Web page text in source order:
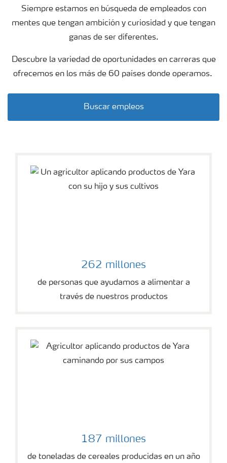
Siempre estamos en búsqueda de empleados con
mentes que tengan ambición y curiosidad y que tengan
ganas de ser diferentes.
Descubre la variedad de oportunidades en carreras que
ofrecemos en los más de 60 países donde operamos.
Buscar empleos
wheat field
262 millones
de personas que ayudamos a alimentar a
través de nuestros productos
187 millones
de toneladas de cereales producidas en un año